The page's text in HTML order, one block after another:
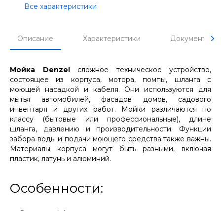
Все характеристики
Описание Характеристики Документы
Мойка Denzelсложное техническое устройство,
состоящее из корпуса, мотора, помпы, шланга с
моющей насадкой и кабеля. Они используются для
мытья автомобилей, фасадов домов, садового
инвентаря и других работ. Мойки различаются по
классу (бытовые или профессиональные), длине
шланга, давлению и производительности. Функции
забора воды и подачи моющего средства также важны.
Материалы корпуса могут быть разными, включая
пластик, латунь и алюминий.
Особенности: